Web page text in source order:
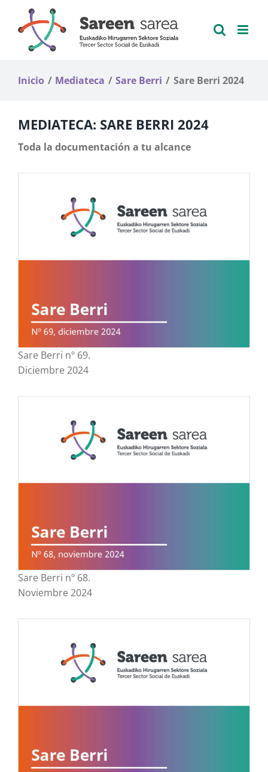
contenido
Inicio Mediateca Sare Berri Sare Berri 2024
MEDIATECA: SARE BERRI 2024
Toda la documentación a tu alcance
Sare Berri nº 69.
Diciembre 2024
Sare Berri nº 68.
Noviembre 2024